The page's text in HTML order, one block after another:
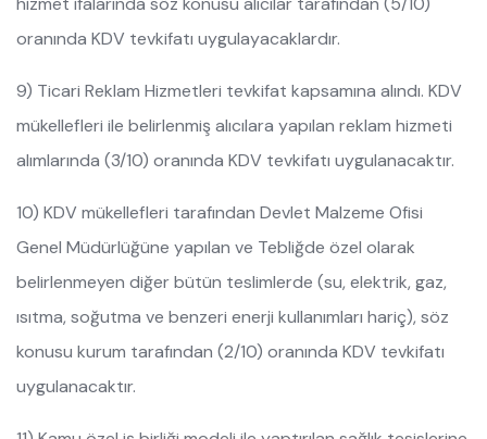
oranında KDV tevkifatı uygulayacaklardır.
9) Ticari Reklam Hizmetleri tevkifat kapsamına alındı. KDV
mükellefleri ile belirlenmiş alıcılara yapılan reklam hizmeti
alımlarında (3/10) oranında KDV tevkifatı uygulanacaktır.
10) KDV mükellefleri tarafından Devlet Malzeme Ofisi
Genel Müdürlüğüne yapılan ve Tebliğde özel olarak
belirlenmeyen diğer bütün teslimlerde (su, elektrik, gaz,
ısıtma, soğutma ve benzeri enerji kullanımları hariç), söz
konusu kurum tarafından (2/10) oranında KDV tevkifatı
uygulanacaktır.